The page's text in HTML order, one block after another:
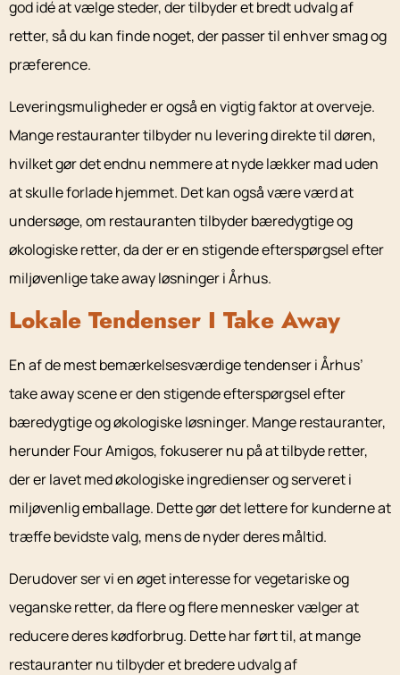
god idé at vælge steder, der tilbyder et bredt udvalg af
retter, så du kan finde noget, der passer til enhver smag og
præference.
Leveringsmuligheder er også en vigtig faktor at overveje.
Mange restauranter tilbyder nu levering direkte til døren,
hvilket gør det endnu nemmere at nyde lækker mad uden
at skulle forlade hjemmet. Det kan også være værd at
undersøge, om restauranten tilbyder bæredygtige og
økologiske retter, da der er en stigende efterspørgsel efter
miljøvenlige take away løsninger i Århus.
Lokale Tendenser I Take Away
En af de mest bemærkelsesværdige tendenser i Århus’
take away scene er den stigende efterspørgsel efter
bæredygtige og økologiske løsninger. Mange restauranter,
herunder Four Amigos, fokuserer nu på at tilbyde retter,
der er lavet med økologiske ingredienser og serveret i
miljøvenlig emballage. Dette gør det lettere for kunderne at
træffe bevidste valg, mens de nyder deres måltid.
Derudover ser vi en øget interesse for vegetariske og
veganske retter, da flere og flere mennesker vælger at
reducere deres kødforbrug. Dette har ført til, at mange
restauranter nu tilbyder et bredere udvalg af